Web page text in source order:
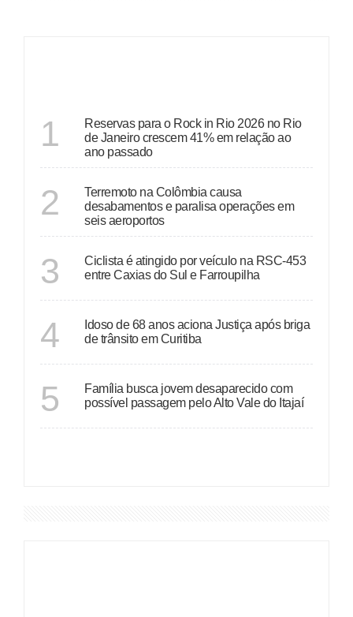
1
Reservas para o Rock in Rio 2026 no Rio
de Janeiro crescem 41% em relação ao
ano passado
2
Terremoto na Colômbia causa
desabamentos e paralisa operações em
seis aeroportos
3
Ciclista é atingido por veículo na RSC-453
entre Caxias do Sul e Farroupilha
4
Idoso de 68 anos aciona Justiça após briga
de trânsito em Curitiba
5
Família busca jovem desaparecido com
possível passagem pelo Alto Vale do Itajaí